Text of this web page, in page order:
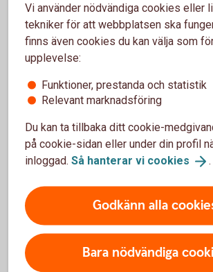
Behöver du ta ut eller sätta in kontanter,
Hitta uttags- ochinsättningsautomat
Vi använder nödvändiga cookies eller
tekniker för att webbplatsen ska
finns även cookies du kan välja som
upplevelse:
Funktioner, prestanda och statistik
Relevant marknadsföring
Du kan ta tillbaka ditt cookie-
på cookie-sidan eller under din profil
inloggad. Så hanterar vi cookies .
Godkänn alla
Bara nödvändiga